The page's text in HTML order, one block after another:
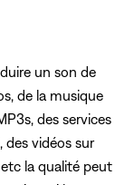
un son de
de la musique
des services
des vidéos sur
la qualité peut